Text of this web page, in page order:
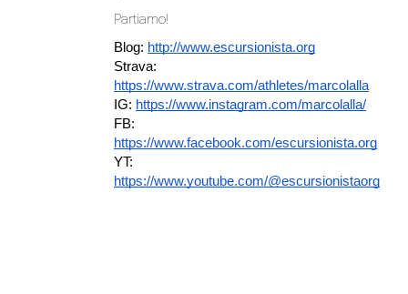
Partiamo!
Blog: http://www.escursionista.org
Strava:
https://www.strava.com/athletes/marcolalla
IG: https://www.instagram.com/marcolalla/
FB:
https://www.facebook.com/escursionista.org
YT:
https://www.youtube.com/@escursionistaorg